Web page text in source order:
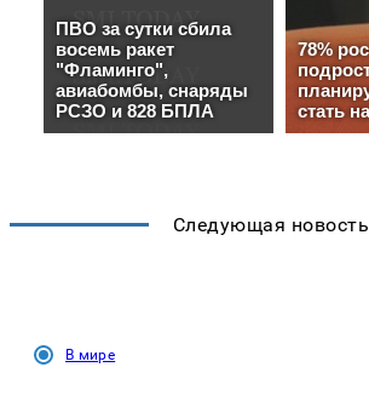
Следующая новость
В мире